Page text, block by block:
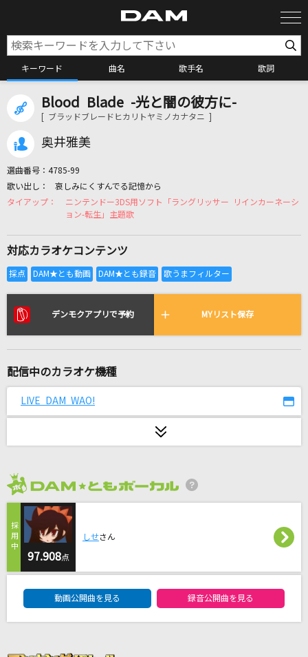
キーワード 曲名 歌手名 歌詞
カラオケ検索
カラオケリクエスト
全国りれき
リアルタイムで歌われている曲の一覧
ライカ
[生音]若者たち
She Bop [シー・バップ]
青い果実
山口百恵
ピースサイン
米津玄師
PRIDE
今井美樹
Blood Blade -光と闇の彼方に-
[ ブラッドブレードヒカリトヤミノカナタニ ]
奥井雅美
選曲番号： 4785-99
哀しみにくすんでる記憶から
ニンテンドー3DS用ソフト「ラングリッサー リインカーネーシ
ョン-転生」主題歌
対応カラオケコンテンツ
デンモクアプリで予約 MYリスト保存
配信中のカラオケ機種
LIVE DAM WAO!
97.908点
しせさん
動画公開曲を見る 録音公開曲を見る